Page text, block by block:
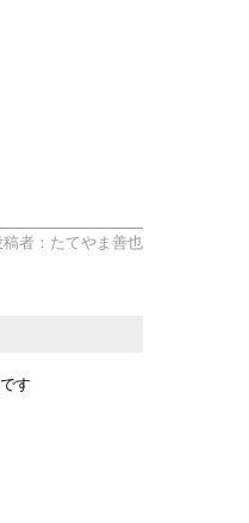
者：たてやま善也
す